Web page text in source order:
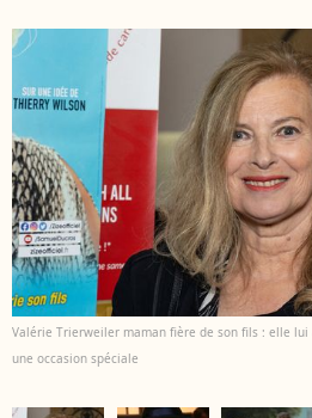
Valérie Trierweiler maman fière de son fils : elle
une occasion spéciale